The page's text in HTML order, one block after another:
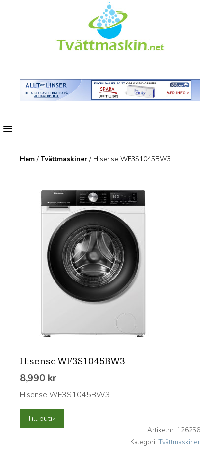
MENU
Hem/ Tvättmaskiner/ Hisense WF3S1045BW3
Hisense WF3S1045BW3
8,990 kr
Hisense WF3S1045BW3
Till butik
Artikelnr: 126256
Kategori: Tvättmaskiner